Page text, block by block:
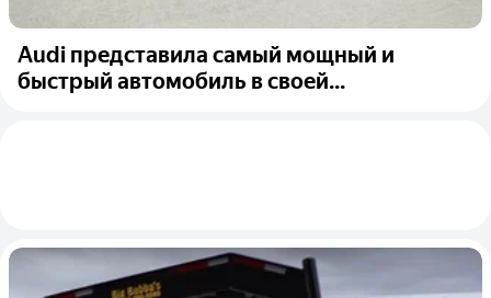
Audi представила самый мощный и
быстрый автомобиль в своей...